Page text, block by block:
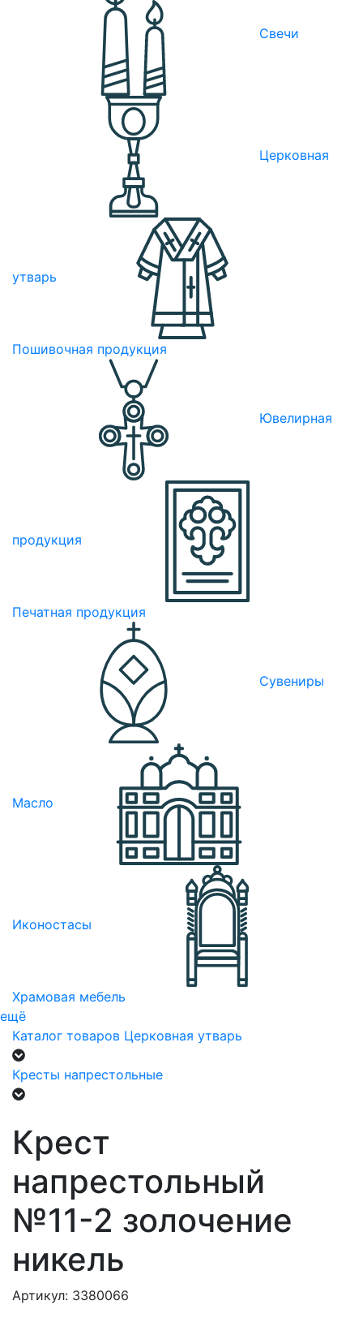
Свечи
Церковная
утварь
Пошивочная продукция
Ювелирная
продукция
Печатная продукция
Сувениры
Масло
Иконостасы
Храмовая мебель
ещё
Каталог товаров Церковная утварь
Кресты напрестольные
Крест
напрестольный
№11-2 золочение
никель
Артикул: 3380066